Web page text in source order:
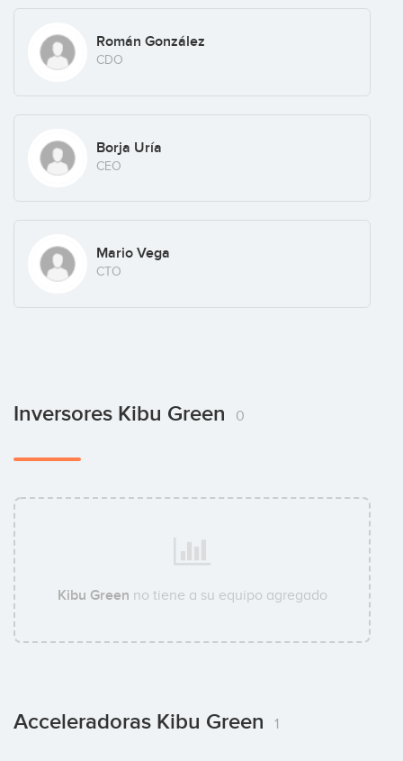
Román González
CDO
Borja Uría
CEO
Mario Vega
CTO
Inversores Kibu Green 0
Kibu Green no tiene a su equipo agregado
Acceleradoras Kibu Green 1